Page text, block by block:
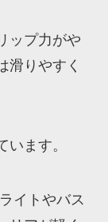
ップ力がや
滑りやすく
ます。
イトやバス